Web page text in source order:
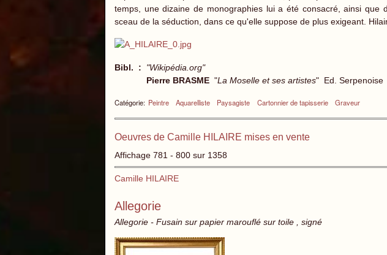
temps, une dizaine de monographies lui a été consacré, ainsi
sceau de la séduction, dans ce qu'elle suppose de plus exigeant.
Bibl. : "Wikipédia.org"
Pierre BRASME "La Moselle et ses artistes" Ed. Serpenoise
Catégorie: Peintre Aquarelliste Paysagiste Cartonnier de tapisserie Graveur
Oeuvres de Camille HILAIRE mises en vente
Affichage 781 - 800 sur 1358
Camille HILAIRE
Allegorie
Allegorie - Fusain sur papier marouflé sur toile , signé